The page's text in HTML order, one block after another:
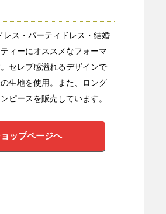
ス・パーティドレス・結婚
ィーにオススメなフォーマ
セレブ感溢れるデザインで
生地を使用。また、ロング
ピースを販売しています。
ップページヘ